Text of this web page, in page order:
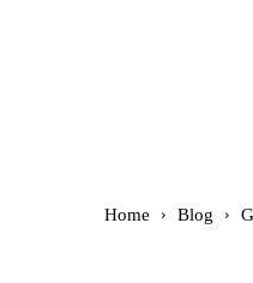
Home Blog